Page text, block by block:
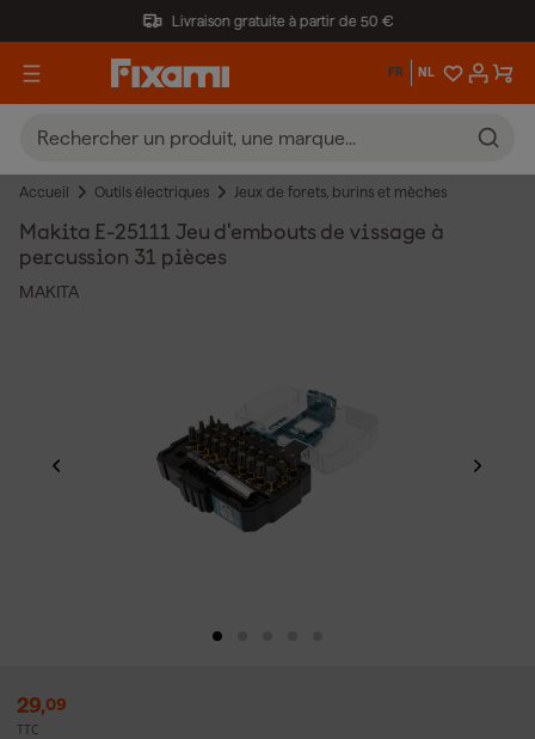
Livraison gratuite à partir de 50 €
FR NL
Accueil Outils électriques Jeux de forets, burins et mèches
Makita E-25111 Jeu d'embouts de vissage à
percussion 31 pièces
MAKITA
29,09
TTC